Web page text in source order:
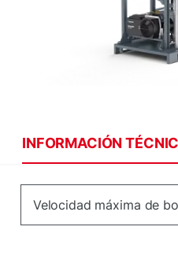
INFORMACIÓN